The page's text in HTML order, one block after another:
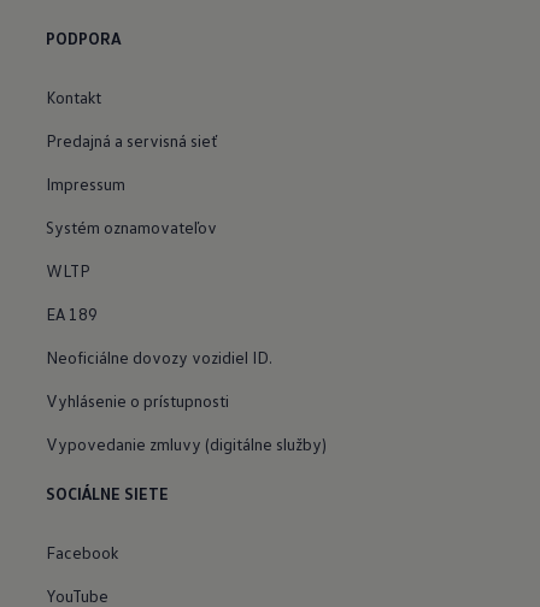
PODPORA
Kontakt
Predajná a servisná sieť
Impressum
Systém oznamovateľov
WLTP
EA 189
Neoficiálne dovozy vozidiel ID.
Vyhlásenie o prístupnosti
Vypovedanie zmluvy (digitálne služby)
SOCIÁLNE SIETE
Facebook
YouTube